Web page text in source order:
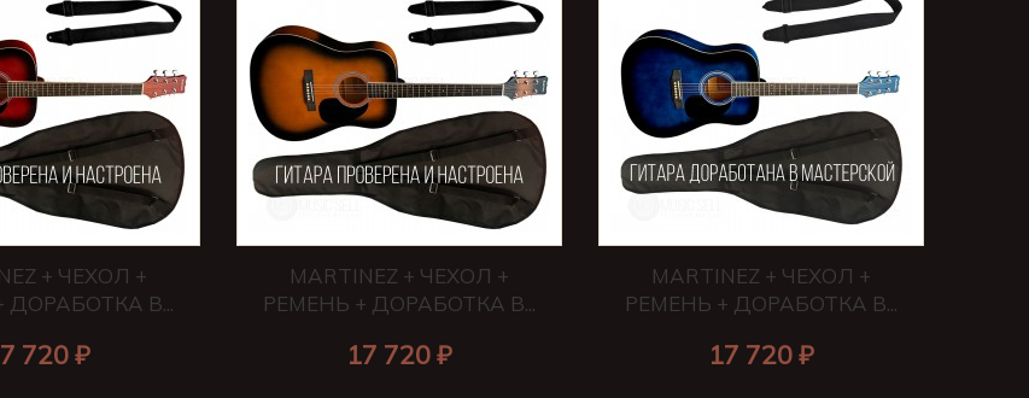
+ ЧЕХОЛ +
ДОРАБОТКА В...
720 ₽
MARTINEZ + ЧЕХОЛ +
РЕМЕНЬ + ДОРАБОТКА В...
17 720 ₽
MARTINEZ + ЧЕХОЛ +
РЕМЕНЬ + ДОРАБОТКА В...
17 720 ₽